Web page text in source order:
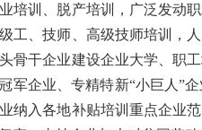
培训、脱产培训，广泛发动
工、技师、高级技师培训，
骨干企业建设企业大学、职
军企业、专精特新“小巨人”
纳入各地补贴培训重点企业